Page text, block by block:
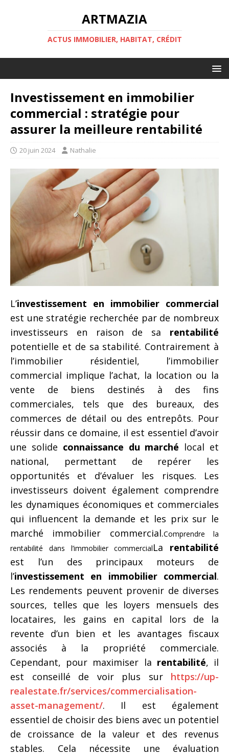
ARTMAZIA
ACTUS IMMOBILIER, HABITAT, CRÉDIT
Investissement en immobilier
commercial : stratégie pour
assurer la meilleure rentabilité
20 juin 2024 Nathalie
L’investissement en immobilier commercial
est une stratégie recherchée par de nombreux
investisseurs en raison de sa rentabilité
potentielle et de sa stabilité. Contrairement à
l’immobilier résidentiel, l’immobilier
commercial implique l’achat, la location ou la
vente de biens destinés à des fins
commerciales, tels que des bureaux, des
commerces de détail ou des entrepôts. Pour
réussir dans ce domaine, il est essentiel d’avoir
une solide connaissance du marché local et
national, permettant de repérer les
opportunités et d’évaluer les risques. Les
investisseurs doivent également comprendre
les dynamiques économiques et commerciales
qui influencent la demande et les prix sur le
marché immobilier commercial.Comprendre la
rentabilité dans l’immobilier commercialLa rentabilité
est l’un des principaux moteurs de
l’investissement en immobilier commercial.
Les rendements peuvent provenir de diverses
sources, telles que les loyers mensuels des
locataires, les gains en capital lors de la
revente d’un bien et les avantages fiscaux
associés à la propriété commerciale.
Cependant, pour maximiser la rentabilité, il
est conseillé de voir plus sur https://up-
realestate.fr/services/commercialisation-
asset-management/. Il est également
essentiel de choisir des biens avec un potentiel
de croissance de la valeur et des revenus
stables. Cela nécessite une évaluation